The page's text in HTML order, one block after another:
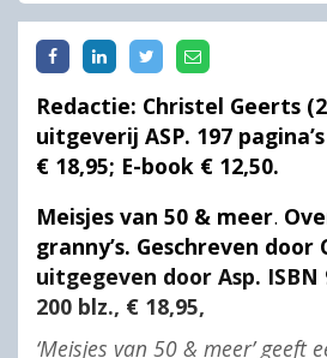
Redactie: Christel Geerts
uitgeverij ASP. 197
€ 18,95; E-book € 12,50.
Meisjes van 50 & meer.
granny’s. Geschreven door
uitgegeven door Asp. ISBN
200 blz., € 18,95,
‘Meisjes van 50 & meer’ geeft